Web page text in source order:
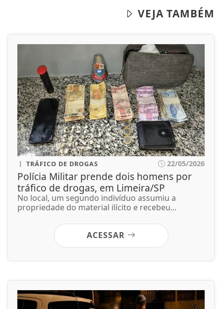
VEJA TAMBÉM
TRÁFICO DE DROGAS 22/05/2026
Polícia Militar prende dois homens por
tráfico de drogas, em Limeira/SP
No local, um segundo indivíduo assumiu a
propriedade do material ilícito e recebeu...
ACESSAR